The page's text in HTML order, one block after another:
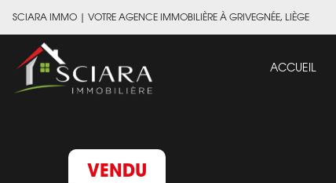
SCIARA IMMO | VOTRE AGENCE IMMOBILIÈRE À GRIVEGNÉE, LIÈGE
ACCUEIL
VENDU